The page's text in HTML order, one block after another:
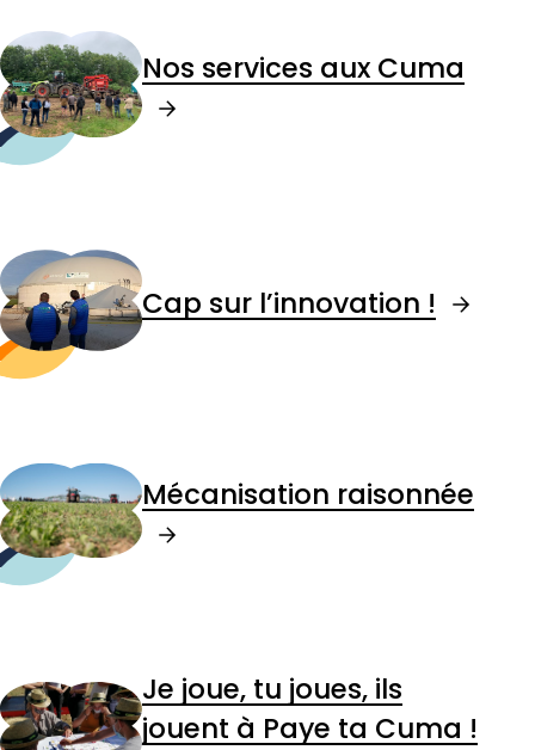
Nos services aux Cuma
Cap sur l’innovation !
Mécanisation raisonnée
Je joue, tu joues, ils
jouent à Paye ta Cuma !